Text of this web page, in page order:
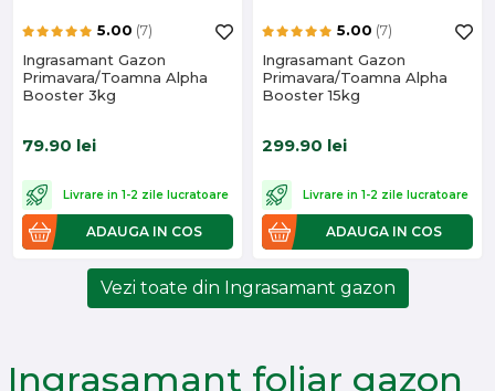
5.00 (7)
Ingrasamant Gazon
Primavara/Toamna Alpha
Booster 3kg
79.90 lei
Livrare in 1-2 zile lucratoare
ADAUGA IN COS
5.00 (7)
Ingrasamant Gazon
Primavara/Toamna Alpha
Booster 15kg
299.90 lei
Livrare in 1-2 zile lucratoare
ADAUGA IN COS
Vezi toate din Ingrasamant gazon
Ingrasamant foliar gazon